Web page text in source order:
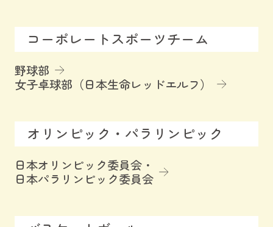
コーポレートスポーツチーム
野球部
女子卓球部（日本生命レッドエルフ）
オリンピック・パラリンピック
日本オリンピック委員会・
日本パラリンピック委員会